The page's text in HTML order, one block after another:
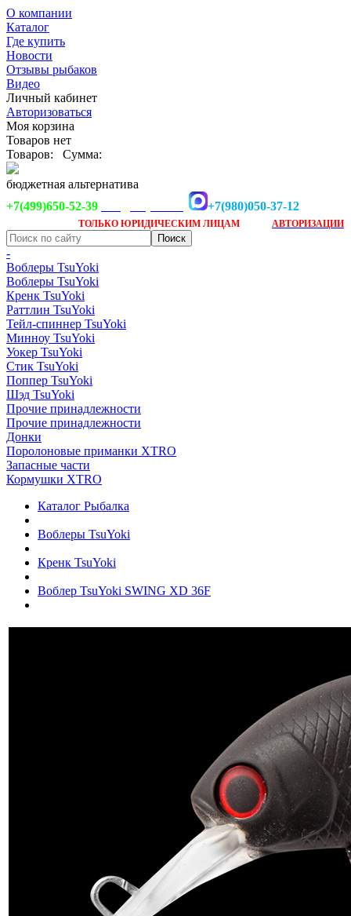
О компании
Каталог
Где купить
Новости
Отзывы рыбаков
Видео
Личный кабинет
Авторизоваться
Моя корзина
Товаров нет
Товаров:
Сумма:
бюджетная альтернатива
+7(499)650-52-39
+7(980)050-37-12
ТОЛЬКО ЮРИДИЧЕСКИМ ЛИЦАМ АВТОРИЗАЦИИ
-
Воблеры TsuYoki
Воблеры TsuYoki
Кренк TsuYoki
Раттлин TsuYoki
Тейл-спиннер TsuYoki
Минноу TsuYoki
Уокер TsuYoki
Стик TsuYoki
Поппер TsuYoki
Шэд TsuYoki
Прочие принадлежности
Прочие принадлежности
Донки
Поролоновые приманки XTRO
Запасные части
Кормушки XTRO
Каталог Рыбалка
Воблеры TsuYoki
Кренк TsuYoki
Воблер TsuYoki SWING XD 36F